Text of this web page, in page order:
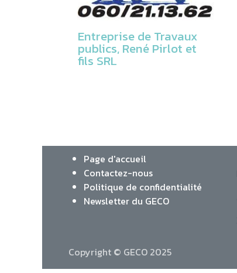
Entreprise de Travaux
publics, René Pirlot et
fils SRL
Page d'accueil
Contactez-nous
Politique de confidentialité
Newsletter du GECO
Copyright © GECO 2025